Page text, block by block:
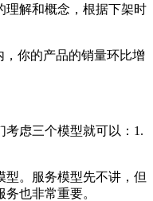
理解和概念，根据下架时
，你的产品的销量环比增
考虑三个模型就可以：1.
型。服务模型先不讲，但
也非常重要。